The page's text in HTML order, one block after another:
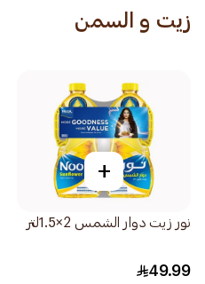
زيت و السمن
+
نور زيت دوار الشمس 2×1.5لتر
49.99